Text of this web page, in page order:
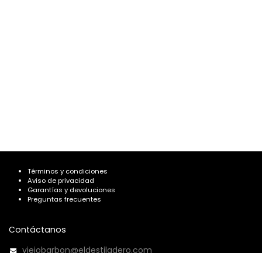
Términos y condiciones
Aviso de privacidad
Garantías y devoluciones
Preguntas frecuentes
Contáctanos
viejobarbon@eldestiladero.com